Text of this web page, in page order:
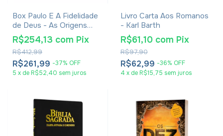
Box Paulo E A Fidelidade
de Deus - As Origens
Cristãs e a Questão de
Deus - N. T. Wright
R$261,99 -37% OFF
R$412,99
R$254,13 com Pix
5 x de R$52,40 sem juros
Livro Carta Aos Romanos
- Karl Barth
R$62,99 -36% OFF
R$97,90
R$61,10 com Pix
4 x de R$15,75 sem juros